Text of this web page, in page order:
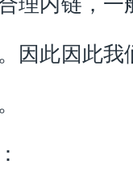
因此因此我